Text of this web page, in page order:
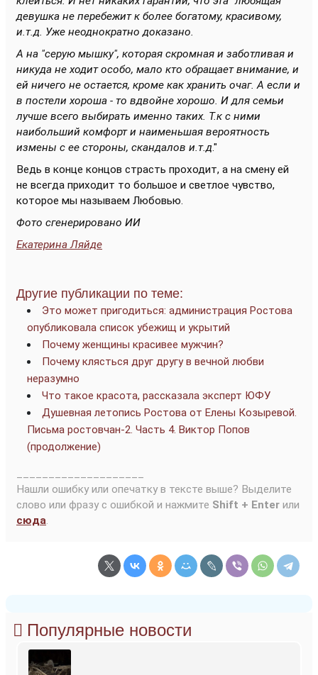
девушка не перебежит к более богатому, красивому,
и.т.д. Уже неоднократно доказано.
А на "серую мышку", которая скромная и заботливая и
никуда не ходит особо, мало кто обращает внимание, и
ей ничего не остается, кроме как хранить очаг. А если и
в постели хороша - то вдвойне хорошо. И для семьи
лучше всего выбирать именно таких. Т.к с ними
наибольший комфорт и наименьшая вероятность
измены с ее стороны, скандалов и.т.д."
Ведь в конце концов страсть проходит, а на смену ей
не всегда приходит то большое и светлое чувство,
которое мы называем Любовью.
Фото сгенерировано ИИ
Екатерина Ляйде
Другие публикации по теме:
Это может пригодиться: администрация Ростова
опубликовала список убежищ и укрытий
Почему женщины красивее мужчин?
Почему клясться друг другу в вечной любви
неразумно
Что такое красота, рассказала эксперт ЮФУ
Душевная летопись Ростова от Елены Козыревой.
Письма ростовчан-2. Часть 4. Виктор Попов
(продолжение)
Нашли ошибку или опечатку в тексте выше? Выделите
слово или фразу с ошибкой и нажмите Shift + Enter или
сюда.
Популярные новости